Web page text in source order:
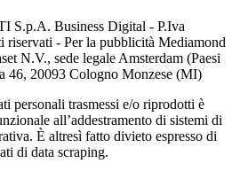
S.p.A. Business Digital - P.Iva
- Per la pubblicità Mediamond
N.V., sede legale Amsterdam (Paesi
46, 20093 Cologno Monzese (MI)
personali trasmessi e/o riprodotti è
all’addestramento di sistemi di
È altresì fatto divieto espresso di
di data scraping.